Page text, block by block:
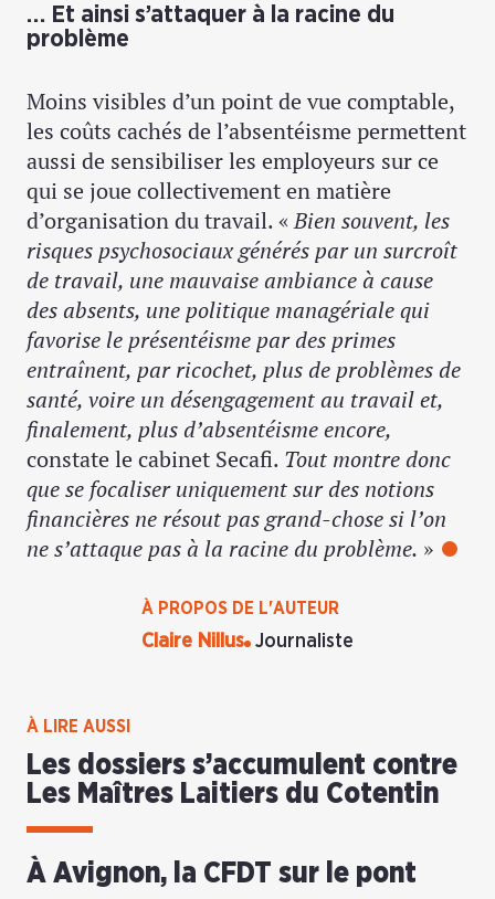
… Et ainsi s’attaquer à la racine du
problème
À PROPOS DE L'AUTEUR
Claire Nillus Journaliste
Moins visibles d’un point de vue comptable,
les coûts cachés de l’absentéisme permettent
aussi de sensibiliser les employeurs sur ce
qui se joue collectivement en matière
d’organisation du travail. «Bien souvent, les
risques psychosociaux générés par un surcroît
de travail, une mauvaise ambiance à cause
des absents, une politique managériale qui
favorise le présentéisme par des primes
entraînent, par ricochet, plus de problèmes de
santé, voire un désengagement au travail et,
finalement, plus d’absentéisme encore,
constate le cabinet Secafi. Tout montre donc
que se focaliser uniquement sur des notions
financières ne résout pas grand-chose si l’on
ne s’attaque pas à la racine du problème. »
À LIRE AUSSI
Les dossiers s’accumulent contre
Les Maîtres Laitiers du Cotentin
À Avignon, la CFDT sur le pont